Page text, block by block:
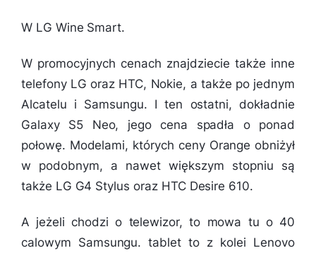
W LG Wine Smart.
W promocyjnych cenach znajdziecie także inne
telefony LG oraz HTC, Nokie, a także po jednym
Alcatelu i Samsungu. I ten ostatni, dokładnie
Galaxy S5 Neo, jego cena spadła o ponad
połowę. Modelami, których ceny Orange obniżył
w podobnym, a nawet większym stopniu są
także LG G4 Stylus oraz HTC Desire 610.
A jeżeli chodzi o telewizor, to mowa tu o 40
calowym Samsungu. tablet to z kolei Lenovo